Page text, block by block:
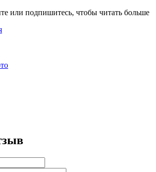
или подпишитесь, чтобы читать больше